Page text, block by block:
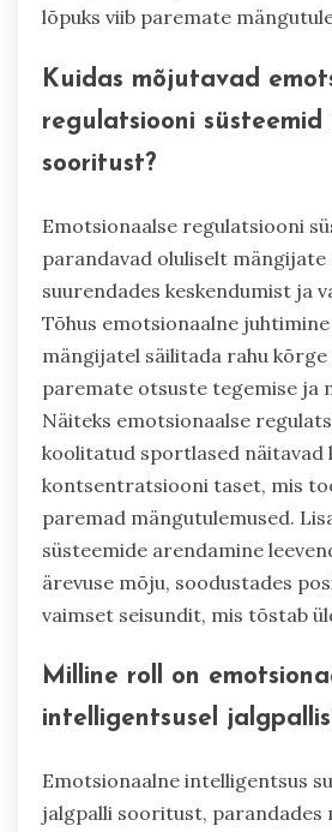
lõpuks viib paremate
Kuidas mõjutavad
regulatsiooni
sooritust?
Emotsionaalse regulatsiooni
parandavad oluliselt
suurendades keskendumist ja
Tõhus emotsionaalne
mängijatel säilitada rahu kõrge
paremate otsuste tegemise ja
Näiteks emotsionaalse
koolitatud sportlased näitavad
kontsentratsiooni taset, mis
paremad mängutulemused.
süsteemide arendamine
ärevuse mõju, soodustades
vaimset seisundit, mis tõstab
Milline roll on
intelligentsusel
Emotsionaalne intelligentsus
jalgpalli sooritust, parandades